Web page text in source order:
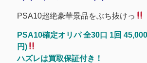
PSA10超絶豪華景品をぶち抜けっ
PSA10確定オリパ 全30口 1回
円)
ハズレは買取保証付き！